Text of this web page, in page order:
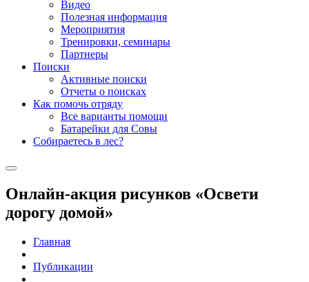
Видео
Полезная информация
Мероприятия
Тренировки, семинары
Партнеры
Поиски
Активные поиски
Отчеты о поисках
Как помочь отряду
Все варианты помощи
Батарейки для Совы
Собираетесь в лес?
Онлайн-акция рисунков «Освети
дорогу домой»
Главная
Публикации